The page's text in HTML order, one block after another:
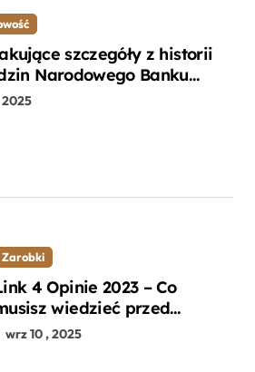
szczegóły z historii
Narodowego Banku
o których mogłeś nie
Zarobki
4 Opinie 2023 – Co
wiedzieć przed
ubezpieczenia OC i
wrz 10 , 2025